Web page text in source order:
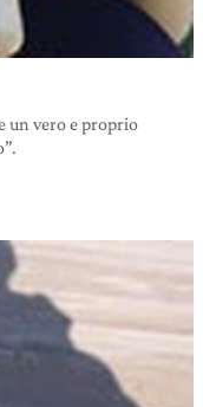
un vero e proprio